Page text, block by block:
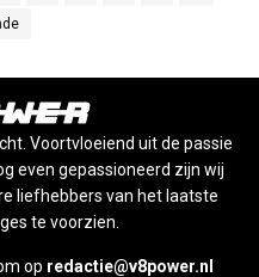
Voortvloeiend uit de passie
even gepassioneerd zijn wij
liefhebbers van het laatste
te voorzien.
op redactie@v8power.nl